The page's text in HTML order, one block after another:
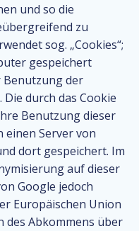
und so die
zu
sog. „Cookies“;
gespeichert
Benutzung der
durch das Cookie
Benutzung dieser
einen Server von
dort gespeichert. Im
auf dieser
Google jedoch
Europäischen Union
des Abkommens über